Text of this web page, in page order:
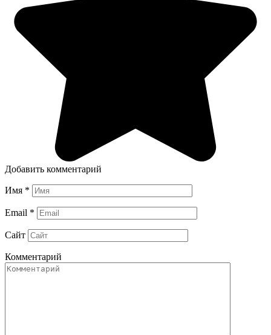
Добавить комментарий
Имя *
Email *
Сайт
Комментарий